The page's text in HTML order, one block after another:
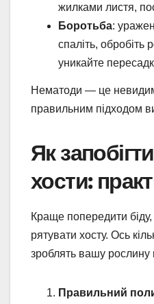
жилками листя,
Боротьба:
спаліть,
уникайте
Нематоди — це
правильним підходом
Як
хости:
Краще попередити біду,
рятувати хосту. Ось
зроблять вашу
Правильний